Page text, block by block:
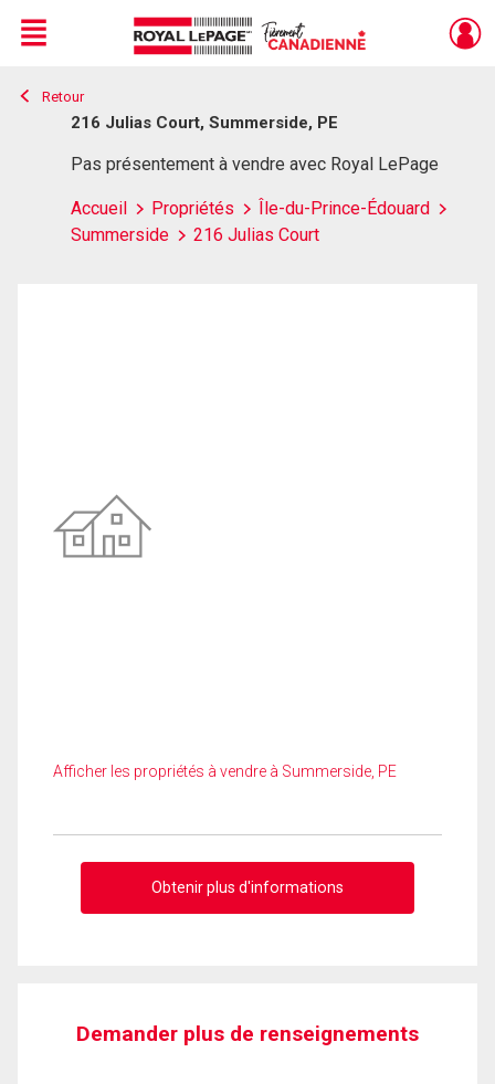
Live
En Direct
Menu
Retour
216 Julias Court, Summerside, PE
Pas présentement à vendre avec Royal LePage
Accueil Propriétés
Île-du-Prince-Édouard
Summerside
216 Julias Court
Afficher les propriétés à vendre à Summerside, PE
Obtenir plus d'informations
Demander plus de renseignements